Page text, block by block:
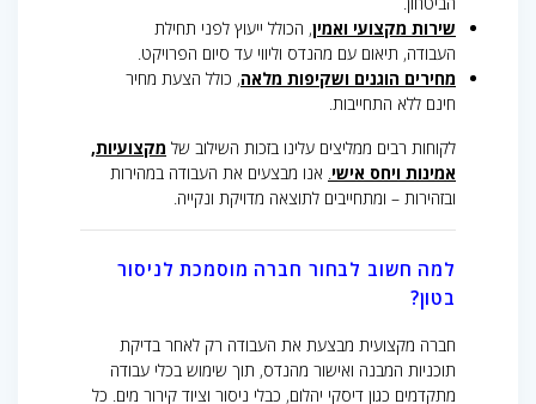
שירות מקצועי ואמין, הכולל ייעוץ לפני תחילת
העבודה, תיאום עם מהנדס וליווי עד סיום הפרויקט.
מחירים הוגנים ושקיפות מלאה, כולל הצעת מחיר
חינם ללא התחייבות.
לקוחות רבים ממליצים עלינו בזכות השילוב של מקצועיות,
אמינות ויחס אישי. אנו מבצעים את העבודה במהירות
ובזהירות – ומתחייבים לתוצאה מדויקת ונקייה.
למה חשוב לבחור חברה מוסמכת לניסור
בטון?
חברה מקצועית מבצעת את העבודה רק לאחר בדיקת
תוכניות המבנה ואישור מהנדס, תוך שימוש בכלי עבודה
מתקדמים כגון דיסקי יהלום, כבלי ניסור וציוד קירור מים. כל